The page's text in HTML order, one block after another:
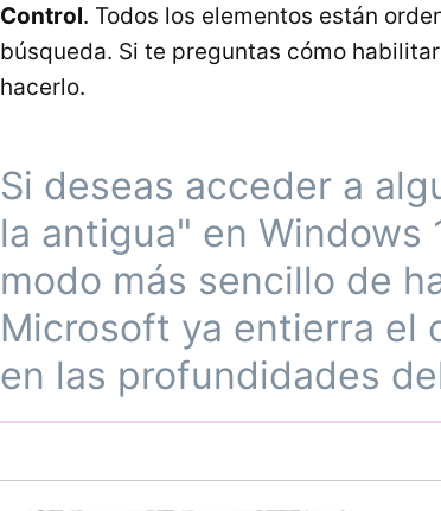
Control. Todos los elementos están
búsqueda. Si te preguntas cómo
hacerlo.
Si deseas acceder a
la antigua" en Windows
modo más sencillo de
Microsoft ya entierra el
en las profundidades